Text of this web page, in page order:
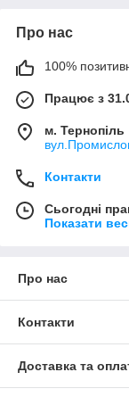
Про нас
100%
Працює з
м. Тернопіль
Контакти
Сьогодні
Показати
Про нас
Контакти
Доставка та